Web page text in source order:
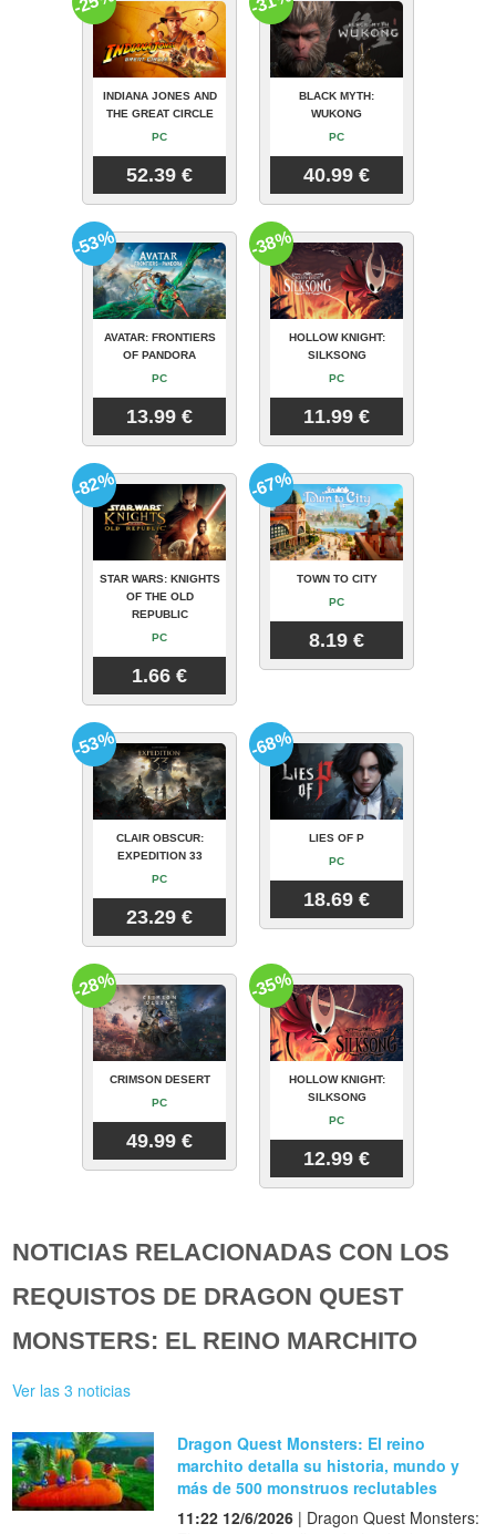
INDIANA JONES AND
THE GREAT CIRCLE
PC
52.39 €
BLACK MYTH:
WUKONG
PC
40.99 €
AVATAR: FRONTIERS
OF PANDORA
PC
13.99 €
-53%
HOLLOW KNIGHT:
SILKSONG
PC
11.99 €
-38%
STAR WARS: KNIGHTS
OF THE OLD
REPUBLIC
PC
1.66 €
-82%
TOWN TO CITY
PC
8.19 €
-67%
CLAIR OBSCUR:
EXPEDITION 33
PC
23.29 €
-53%
LIES OF P
PC
18.69 €
-68%
CRIMSON DESERT
PC
49.99 €
-28%
HOLLOW KNIGHT:
SILKSONG
PC
12.99 €
-35%
NOTICIAS RELACIONADAS CON LOS
REQUISTOS DE DRAGON QUEST
MONSTERS: EL REINO MARCHITO
Ver las 3 noticias
Dragon Quest Monsters: El reino
marchito detalla su historia, mundo y
más de 500 monstruos reclutables
11:22 12/6/2026 | Dragon Quest Monsters: